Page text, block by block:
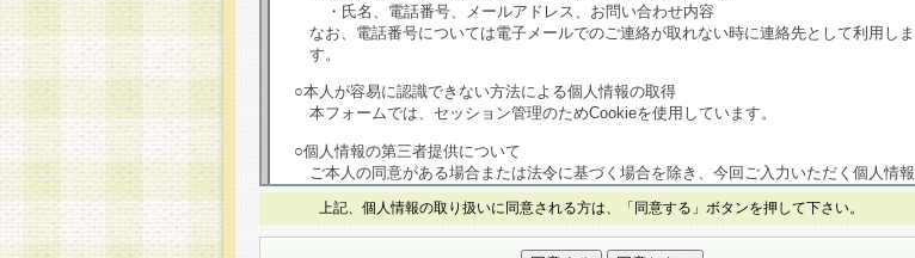
・氏名、電話番号、メールアドレス、お問い合わせ内容
なお、電話番号については電子メールでのご連絡が取れない時に連絡先として利用しま
す。
○本人が容易に認識できない方法による個人情報の取得
本フォームでは、セッション管理のためCookieを使用しています。
○個人情報の第三者提供について
ご本人の同意がある場合または法令に基づく場合を除き、今回ご入力いただく個人情報
は第三者に提供しません。
個人情報の取り扱いを外部に委託する場合は、当社が規定する個人情報管理基準を満た
上記、個人情報の取り扱いに同意される方は、「同意する」ボタンを押して下さい。